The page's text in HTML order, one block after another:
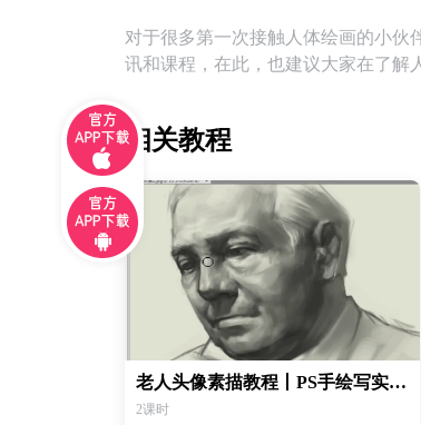
对于很多第一次接触人体绘画的小伙
讯和课程，在此，也建议大家在了解
相关教程
老人头像素描教程丨PS手绘写实人头像丨PS板绘教程 丨CG电脑绘画教程
2课时